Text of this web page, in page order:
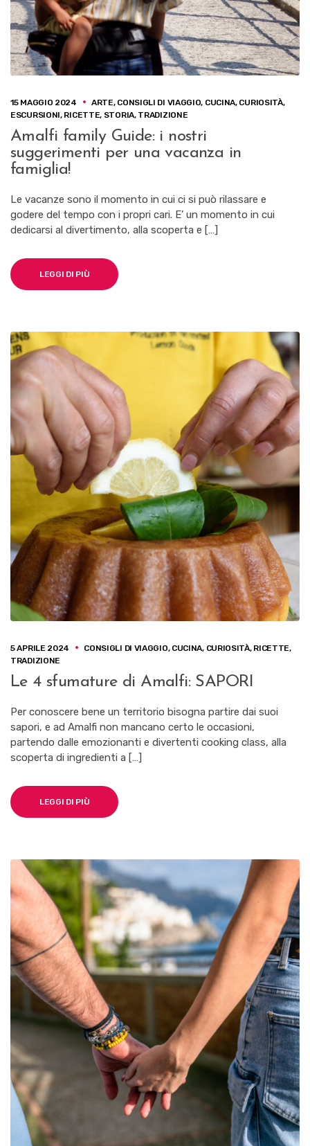
15 MAGGIO 2024 ARTE, CONSIGLI DI VIAGGIO, CUCINA, CURIOSITÀ,
ESCURSIONI, RICETTE, STORIA, TRADIZIONE
Amalfi family Guide: i nostri
suggerimenti per una vacanza in
famiglia!
Le vacanze sono il momento in cui ci si può rilassare e
godere del tempo con i propri cari. E’ un momento in cui
dedicarsi al divertimento, alla scoperta e […]
LEGGI DI PIÙ
5 APRILE 2024 CONSIGLI DI VIAGGIO, CUCINA, CURIOSITÀ, RICETTE,
TRADIZIONE
Le 4 sfumature di Amalfi: SAPORI
Per conoscere bene un territorio bisogna partire dai suoi
sapori, e ad Amalfi non mancano certo le occasioni,
partendo dalle emozionanti e divertenti cooking class, alla
scoperta di ingredienti a […]
LEGGI DI PIÙ